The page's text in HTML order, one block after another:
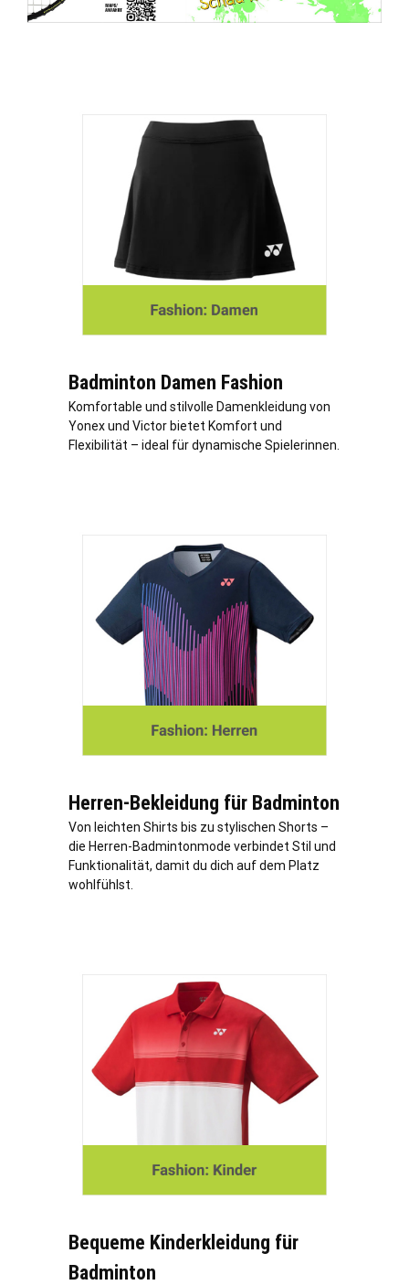
Badminton Damen Fashion
Komfortable und stilvolle Damenkleidung von
Yonex und Victor bietet Komfort und
Flexibilität – ideal für dynamische Spielerinnen.
Herren-Bekleidung für Badminton
Von leichten Shirts bis zu stylischen Shorts –
die Herren-Badmintonmode verbindet Stil und
Funktionalität, damit du dich auf dem Platz
wohlfühlst.
Bequeme Kinderkleidung für
Badminton